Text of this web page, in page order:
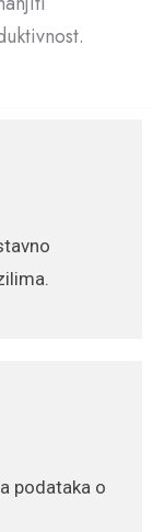
podataka o